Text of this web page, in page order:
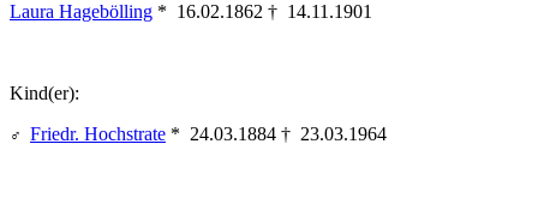
Laura Hagebölling * 16.02.1862 † 14.11.1901
Kind(er):
♂︎ Friedr. Hochstrate * 24.03.1884 † 23.03.1964